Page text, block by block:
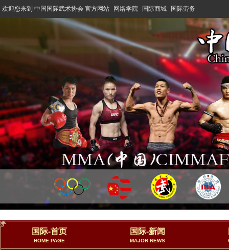
欢迎您来到 中国国际武术协会 官方网站 网络学院 国际商城 国际劳务
国际-首页
HOME PAGE
国际-新闻
MAJOR NEWS